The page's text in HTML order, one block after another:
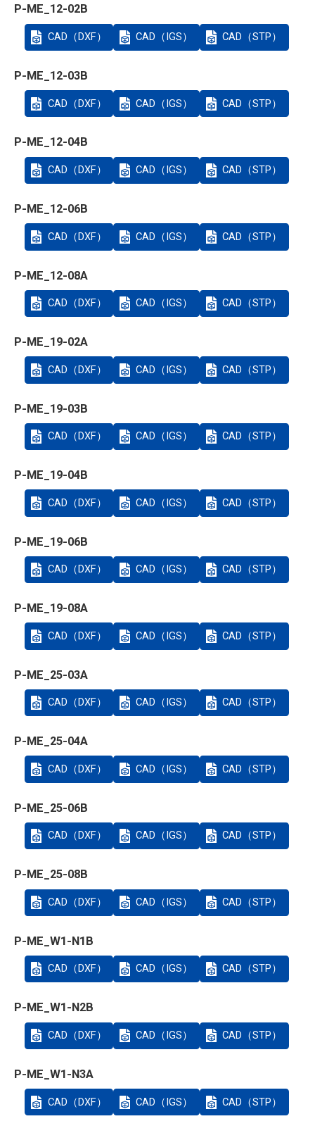
P-ME_12-02B
CAD（DXF） CAD（IGS） CAD（STP）
P-ME_12-03B
CAD（DXF） CAD（IGS） CAD（STP）
P-ME_12-04B
CAD（DXF） CAD（IGS） CAD（STP）
P-ME_12-06B
CAD（DXF） CAD（IGS） CAD（STP）
P-ME_12-08A
CAD（DXF） CAD（IGS） CAD（STP）
P-ME_19-02A
CAD（DXF） CAD（IGS） CAD（STP）
P-ME_19-03B
CAD（DXF） CAD（IGS） CAD（STP）
P-ME_19-04B
CAD（DXF） CAD（IGS） CAD（STP）
P-ME_19-06B
CAD（DXF） CAD（IGS） CAD（STP）
P-ME_19-08A
CAD（DXF） CAD（IGS） CAD（STP）
P-ME_25-03A
CAD（DXF） CAD（IGS） CAD（STP）
P-ME_25-04A
CAD（DXF） CAD（IGS） CAD（STP）
P-ME_25-06B
CAD（DXF） CAD（IGS） CAD（STP）
P-ME_25-08B
CAD（DXF） CAD（IGS） CAD（STP）
P-ME_W1-N1B
CAD（DXF） CAD（IGS） CAD（STP）
P-ME_W1-N2B
CAD（DXF） CAD（IGS） CAD（STP）
P-ME_W1-N3A
CAD（DXF） CAD（IGS） CAD（STP）